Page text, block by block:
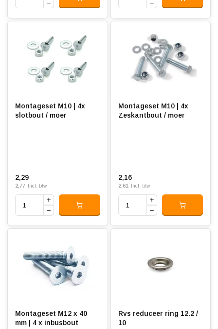
Montageset M10 | 4x
slotbout / moer
2,29
2,77 Incl. btw
Montageset M10 | 4x
Zeskantbout / moer
2,16
2,61 Incl. btw
Montageset M12 x 40
mm | 4 x inbusbout
Rvs reduceer ring 12.2 /
10